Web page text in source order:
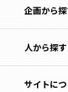
北
青森
岩手
企画から
特集コン
地域を代
人から探す
記事ライ
サイトに